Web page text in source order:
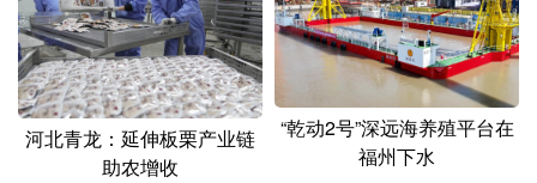
河北青龙：延伸板栗产业链
助农增收
“乾动2号”深远海养殖平台在
福州下水